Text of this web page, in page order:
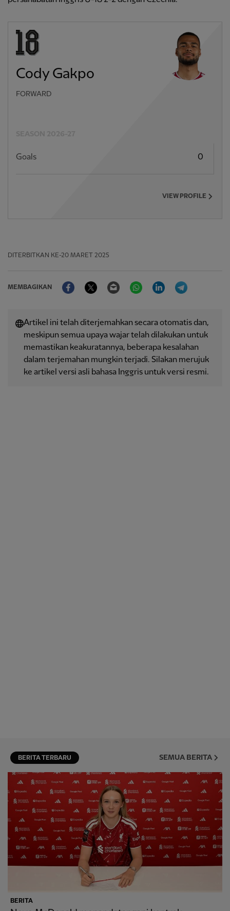
Cody Gakpo
FORWARD
Goals 0
VIEW PROFILE
DITERBITKAN KE-20 MARET 2025
MEMBAGIKAN
FacebookTwitter Email WhatsAppLinkedIn
Artikel ini telah diterjemahkan secara otomatis dan,
meskipun semua upaya wajar telah dilakukan untuk
memastikan keakuratannya, beberapa kesalahan
dalam terjemahan mungkin terjadi. Silakan merujuk
ke artikel versi asli bahasa Inggris untuk versi resmi.
BERITA TERBARU SEMUA BERITA
BERITA